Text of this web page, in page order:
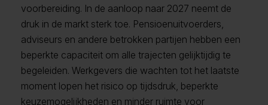
voorbereiding. In de aanloop naar 2027 neemt de
druk in de markt sterk toe. Pensioenuitvoerders,
adviseurs en andere betrokken partijen hebben een
beperkte capaciteit om alle trajecten gelijktijdig te
begeleiden. Werkgevers die wachten tot het laatste
moment lopen het risico op tijdsdruk, beperkte
keuzemogelijkheden en minder ruimte voor